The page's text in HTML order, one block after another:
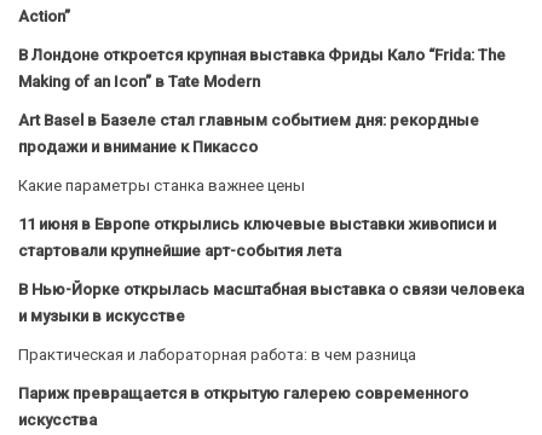
Action”
В Лондоне откроется крупная выставка Фриды Кало “Frida: The
Making of an Icon” в Tate Modern
Art Basel в Базеле стал главным событием дня: рекордные
продажи и внимание к Пикассо
Какие параметры станка важнее цены
11 июня в Европе открылись ключевые выставки живописи и
стартовали крупнейшие арт-события лета
В Нью-Йорке открылась масштабная выставка о связи человека
и музыки в искусстве
Практическая и лабораторная работа: в чем разница
Париж превращается в открытую галерею современного
искусства